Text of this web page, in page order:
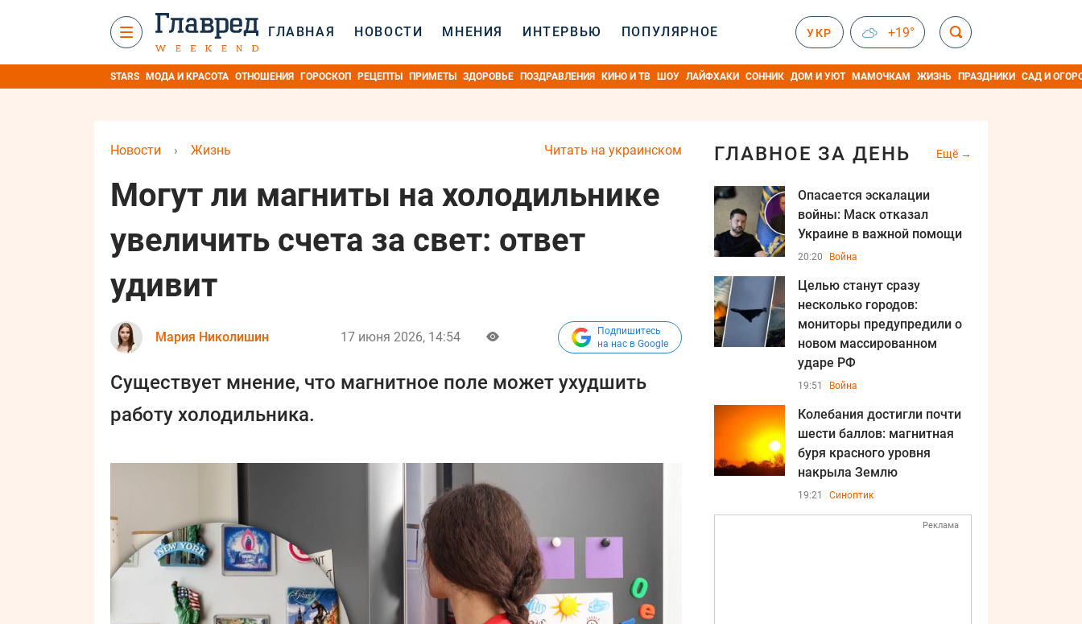
ГЛАВНАЯ НОВОСТИ МНЕНИЯ ИНТЕРВЬЮ ПОПУЛЯРНОЕ УКР +19°
STARS МОДА И КРАСОТА ОТНОШЕНИЯ ГОРОСКОП РЕЦЕПТЫ ПРИМЕТЫ ЗДОРОВЬЕ ПОЗДРАВЛЕНИЯ КИНО И ТВ ШОУ ЛАЙФХАКИ СОННИК ДОМ И УЮТ МАМОЧКАМ ЖИЗНЬ ПРАЗДНИКИ САД И
Читать на украинском
Новости › Жизнь
Могут ли магниты на холодильнике
увеличить счета за свет: ответ
удивит
Мария Николишин 17 июня 2026, 14:54
Подпишитесь
на нас в Google
Существует мнение, что магнитное поле может ухудшить
работу холодильника.
ГЛАВНОЕ ЗА ДЕНЬ Ещё
Опасается эскалации
войны: Маск отказал
Украине в важной помощи
20:20 Война
Целью станут сразу
несколько городов:
мониторы предупредили о
новом массированном
ударе РФ
19:51 Война
Колебания достигли почти
шести баллов: магнитная
буря красного уровня
накрыла Землю
19:21 Синоптик
Реклама